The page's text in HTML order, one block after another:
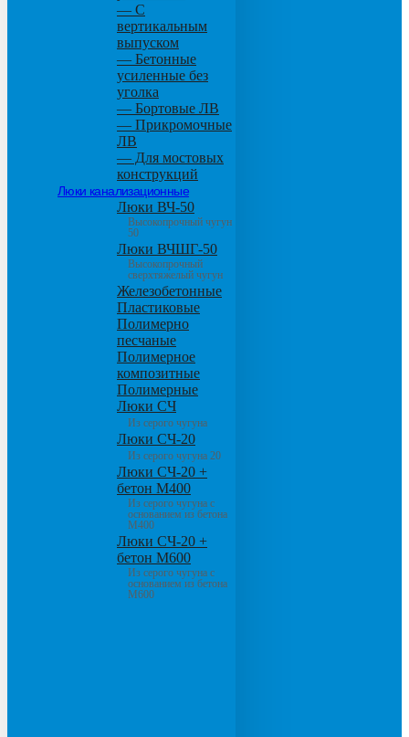
— С
вертикальным
выпуском
— Бетонные
усиленные без
уголка
— Бортовые ЛВ
— Прикромочные
ЛВ
— Для мостовых
конструкций
Люки канализационные
Люки ВЧ-50
Высокопрочный чугун
50
Люки ВЧШГ-50
Высокопрочный
сверхтяжелый чугун
Железобетонные
Пластиковые
Полимерно
песчаные
Полимерное
композитные
Полимерные
Люки СЧ
Из серого чугуна
Люки СЧ-20
Из серого чугуна 20
Люки СЧ-20 +
бетон М400
Из серого чугуна с
основанием из бетона
М400
Люки СЧ-20 +
бетон М600
Из серого чугуна с
основанием из бетона
М600